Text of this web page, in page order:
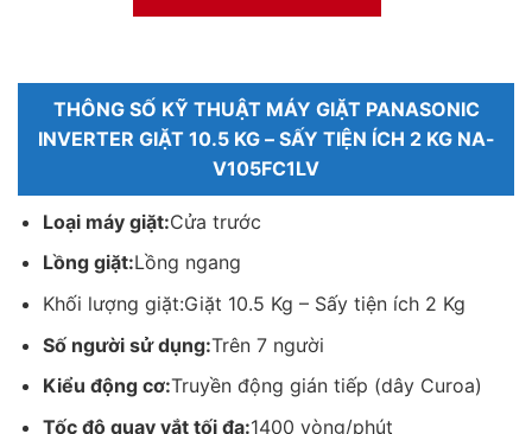
giặt giũ cho gia đình có trên 7 người hoặc những gia đình có ít
người nhưng có nhu cầu giặt giũ cao vẫn có thể sử dụng sản
THÔNG SỐ KỸ THUẬT MÁY GIẶT PANASONIC
INVERTER GIẶT 10.5 KG – SẤY TIỆN ÍCH 2 KG NA-
V105FC1LV
Loại máy giặt:Cửa trước
Lồng giặt:Lồng ngang
Khối lượng giặt:Giặt 10.5 Kg – Sấy tiện ích 2 Kg
Số người sử dụng:Trên 7 người
Kiểu động cơ:Truyền động gián tiếp (dây Curoa)
Tốc độ quay vắt tối đa:1400 vòng/phút